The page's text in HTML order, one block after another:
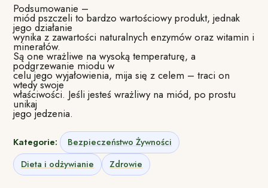
Podsumowanie –
miód pszczeli to bardzo wartościowy produkt, jednak
jego działanie
wynika z zawartości naturalnych enzymów oraz witamin i
minerałów.
Są one wrażliwe na wysoką temperaturę, a
podgrzewanie miodu w
celu jego wyjałowienia, mija się z celem – traci on
wtedy swoje
właściwości. Jeśli jesteś wrażliwy na miód, po prostu
unikaj
jego jedzenia.
Kategorie:
Bezpieczeństwo Żywności
Dieta i odżywianie
Zdrowie